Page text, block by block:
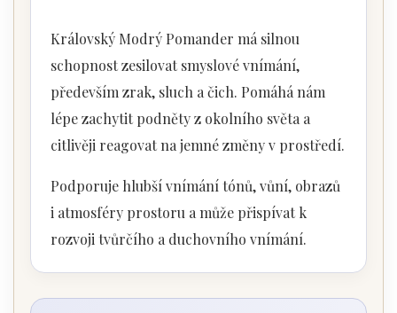
Královský Modrý Pomander má silnou
schopnost zesilovat smyslové vnímání,
především zrak, sluch a čich. Pomáhá nám
lépe zachytit podněty z okolního světa a
citlivěji reagovat na jemné změny v prostředí.
Podporuje hlubší vnímání tónů, vůní, obrazů
i atmosféry prostoru a může přispívat k
rozvoji tvůrčího a duchovního vnímání.